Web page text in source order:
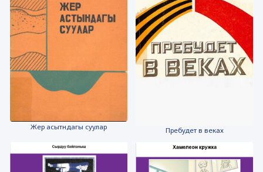
Жер асытндагы суулар Пребудет в веках